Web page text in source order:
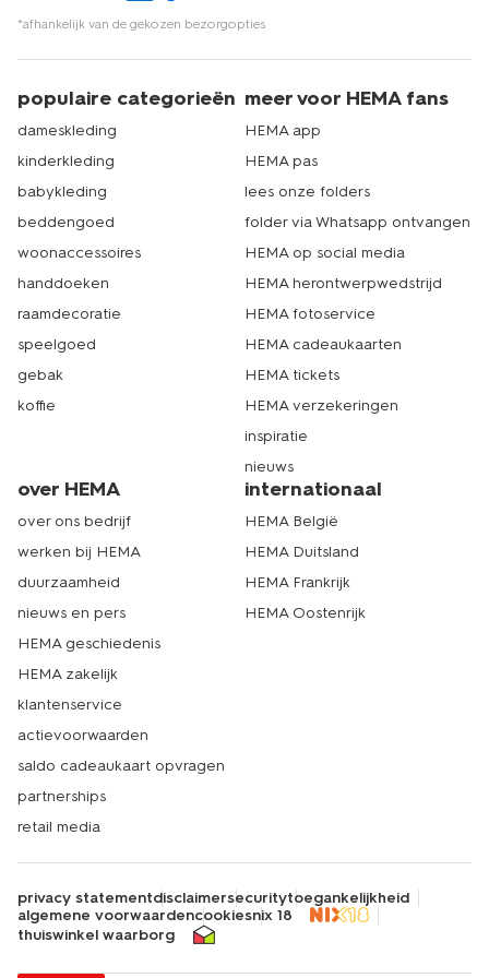
*afhankelijk van de gekozen bezorgopties
populaire categorieën
dameskleding
kinderkleding
babykleding
beddengoed
woonaccessoires
handdoeken
raamdecoratie
speelgoed
gebak
koffie
meer voor HEMA fans
HEMA app
HEMA pas
lees onze folders
folder via Whatsapp ontvangen
HEMA op social media
HEMA herontwerpwedstrijd
HEMA fotoservice
HEMA cadeaukaarten
HEMA tickets
HEMA verzekeringen
inspiratie
nieuws
over HEMA
over ons bedrijf
werken bij HEMA
duurzaamheid
nieuws en pers
HEMA geschiedenis
HEMA zakelijk
klantenservice
actievoorwaarden
saldo cadeaukaart opvragen
partnerships
retail media
internationaal
HEMA België
HEMA Duitsland
HEMA Frankrijk
HEMA Oostenrijk
privacy statementdisclaimersecuritytoegankelijkheid
algemene voorwaardencookiesnix 18
thuiswinkel waarborg